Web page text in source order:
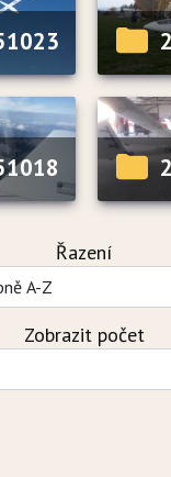
Řazení
Zobrazit počet